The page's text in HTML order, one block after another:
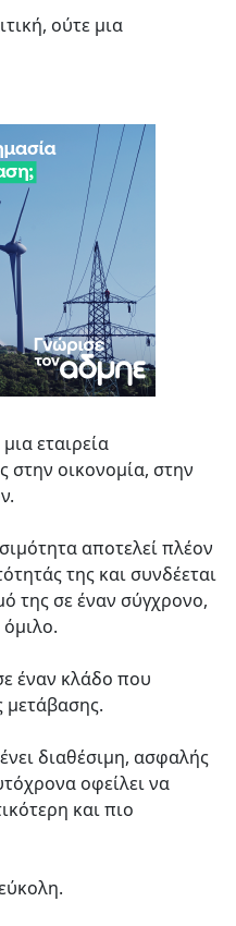
ούτε μια
εταιρεία
στην οικονομία, στην
αποτελεί πλέον
της και συνδέεται
της σε έναν σύγχρονο,
έναν κλάδο που
μετάβασης.
διαθέσιμη, ασφαλής
οφείλει να
και πιο